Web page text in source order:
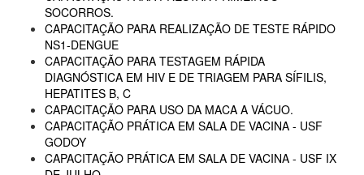
SOCORROS.
CAPACITAÇÃO PARA REALIZAÇÃO DE TESTE RÁPIDO
NS1-DENGUE
CAPACITAÇÃO PARA TESTAGEM RÁPIDA
DIAGNÓSTICA EM HIV E DE TRIAGEM PARA SÍFILIS,
HEPATITES B, C
CAPACITAÇÃO PARA USO DA MACA A VÁCUO.
CAPACITAÇÃO PRÁTICA EM SALA DE VACINA - USF
GODOY
CAPACITAÇÃO PRÁTICA EM SALA DE VACINA - USF IX